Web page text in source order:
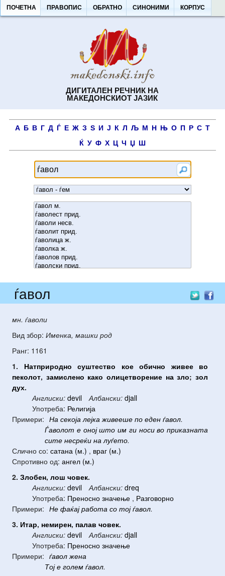
ДИГИТАЛЕН РЕЧНИК НА
МАКЕДОНСКИОТ ЈАЗИК
ПОЧЕТНА ПРАВОПИС ОБРАТНО СИНОНИМИ КОРПУС
А Б В Г Д Ѓ Е Ж З Ѕ И Ј К Л Љ М Н Њ О П Р С Т
Ќ У Ф Х Ц Ч Џ Ш
ѓавол
мн. ѓаволи
Вид збор: Именка, машки род
Ранг: 1161
1. Натприродно суштество кое обично живее
во
пеколот, замислено како олицетворение на зло;зол
дух.
Англиски: devil Албански: djall
Употреба: Религија
Примери: На секоја лејка живееше по еден ѓавол.
Ѓаволот е оној што им ги носи во приказната
сите несреќи на луѓето.
Слично со: сатана (м.) , враг (м.)
Спротивно од: ангел (м.)
2. Злобен, лош човек.
Англиски: devil Албански: dreq
Употреба: Преносно значење , Разговорно
Примери: Не фаќај работа со тој ѓавол.
3. Итар, немирен, палав човек.
Англиски: devil Албански: djall
Употреба: Преносно значење
Примери: ѓавол жена
Тој е голем ѓавол.